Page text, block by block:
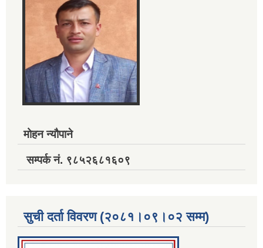
मोहन न्यौपाने
सम्पर्क नं. ९८५२६८१६०९
सुची दर्ता विवरण (२०८१।०९।०२ सम्म)